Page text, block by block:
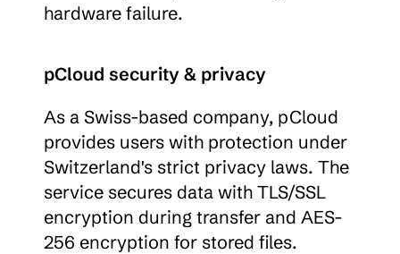
hardware failure.
pCloud security & privacy
As a Swiss-based company, pCloud
provides users with protection under
Switzerland's strict privacy laws. The
service secures data with TLS/SSL
encryption during transfer and AES-
256 encryption for stored files.